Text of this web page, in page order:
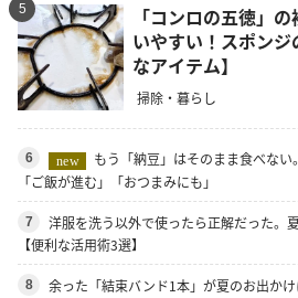
5
「コンロの五徳」
いやすい！スポン
なアイテム】
掃除・暮らし
6 new
もう「納豆」はそのまま食べな
「ご飯が進む」「おつまみにも」
7
洋服を洗う以外で使ったら正解だった。
【便利な活用術3選】
8
余った「結束バンド1本」が夏のお出か